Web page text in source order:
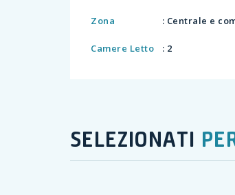
Zona : Centrale e
Camere Letto : 2
SELEZIONATI